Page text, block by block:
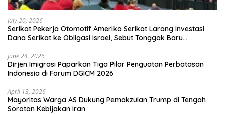
July 20, 2026
Serikat Pekerja Otomotif Amerika Serikat Larang Investasi
Dana Serikat ke Obligasi Israel, Sebut Tonggak Baru
June 24, 2026
Dirjen Imigrasi Paparkan Tiga Pilar Penguatan Perbatasan
Indonesia di Forum DGICM 2026
April 13, 2026
Mayoritas Warga AS Dukung Pemakzulan Trump di Tengah
Sorotan Kebijakan Iran